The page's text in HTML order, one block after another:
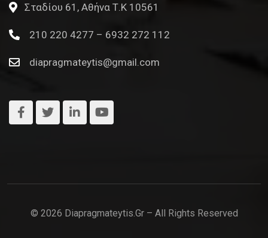
Σταδίου 61, Αθήνα Τ.Κ 10561
210 220 4277 – 6932 272 112
diapragmateytis@gmail.com
© 2026 Diapragmateytis.gr – All Rights Reserved